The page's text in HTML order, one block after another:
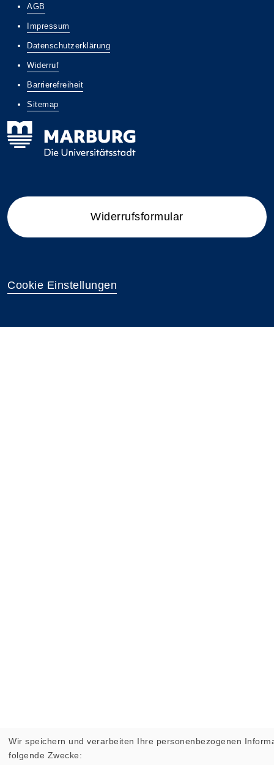
AGB
Impressum
Datenschutzerklärung
Widerruf
Barrierefreiheit
Sitemap
Widerrufsformular
Cookie Einstellungen
Wir speichern und verarbeiten Ihre personenbezogenen
folgende Zwecke: